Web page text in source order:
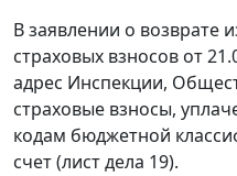
В заявлении о возврате
страховых взносов от
адрес Инспекции,
страховые взносы,
кодам бюджетной
счет (лист дела 19).